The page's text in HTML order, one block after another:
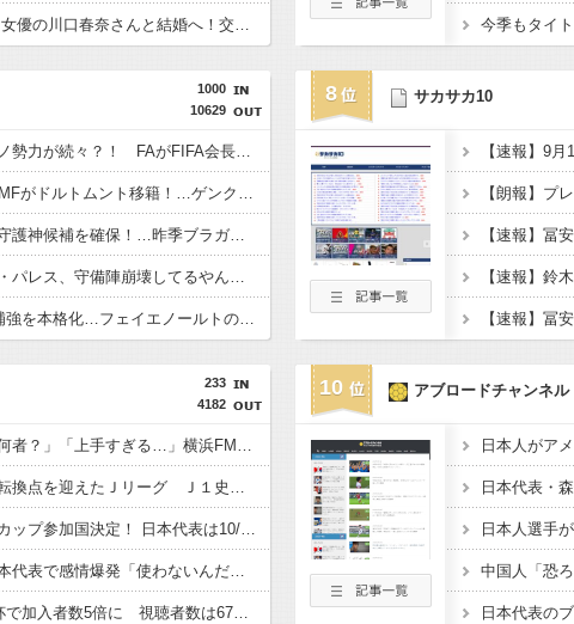
日本代表DF板倉滉、女優の川口春奈さんと結婚へ！交際１年、W杯を終え決断（関連まとめ）
1000
10629
反インファンティーノ勢力が続々？！ FAがFIFA会長続投支持を撤回か
ギリシャの18歳新星MFがドルトムント移籍！…ゲンクから総額58億円で加入
ニューカッスルが新守護神候補を確保！…昨季ブラガで台頭した24歳のチェコ代表GK
パレス、守備陣崩壊してるやん…
ローマが急務のWB補強を本格化…フェイエノールトの20歳SB獲得に接近か
8 サカサカ10
233
4182
【サッカー】「まじ何者？」「上手すぎる…」横浜FMの16歳超逸材が開幕Jデビュー戦で魅せた“衝撃プレー”にSNS騒然！「すごい才能」
【サッカー】歴史的転換点を迎えたＪリーグ Ｊ１史上最多６万３９６０人の観客が国立を埋める…シーズン移行開幕
【サッカー】キリンカップ参加国決定！ 日本代表は10/1 エクアドル（TBS）10/5 パナマかニュージーランド（テレ朝）と対戦
【サッカー】初の日本代表で感情爆発「使わないんだったら呼ぶな！」 涙ながらに訴え「俺を何で選んだんだ？」ストライカーの意地
DAZN サッカーW杯で加入者数5倍に 視聴者数は6700万人 総視聴数も4億超え
10 アブロードチャンネル